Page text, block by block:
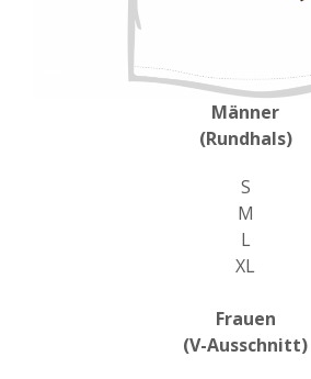
Männer
(Rundhals)
S
M
L
XL
Frauen
(V-Ausschnitt)